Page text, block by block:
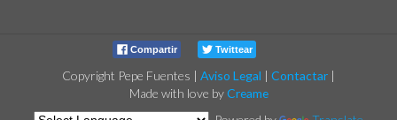
Compartir Twittear
Copyright Pepe Fuentes | Aviso Legal | Contactar |
Made with love byCreame